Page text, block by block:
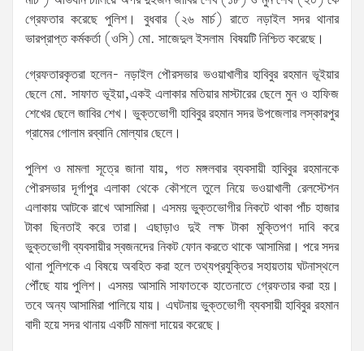
গ্রেফতার করেছে পুলিশ। বুধবার (২৬ মার্চ) রাতে নড়াইল সদর থানার
ভারপ্রাপ্ত কর্মকর্তা (ওসি) মো. সাজেদুল ইসলাম বিষয়টি নিশ্চিত করেছে।
গ্রেফতারকৃতরা হলেন- নড়াইল পৌরসভার ভওয়াখালীর হাবিবুর রহমান ভূইয়ার
ছেলে মো. সাফাত ভূইয়া,একই এলাকার মতিয়ার মাস্টারের ছেলে মুন ও হাফিজ
শেখের ছেলে জাবির শেখ। ভুক্তভোগী হাবিবুর রহমান সদর উপজেলার লস্কারপুর
গ্রামের গোলাম রব্বানি মোল্যার ছেলে।
পুলিশ ও মামলা সূত্রে জানা যায়, গত মঙ্গলবার ব্যবসায়ী হাবিবুর রহমানকে
পৌরসভার দূর্গাপুর এলাকা থেকে কৌশলে তুলে নিয়ে ভওয়াখালী রেলস্টেশন
এলাকায় আটকে রাখে আসামিরা। এসময় ভুক্তভোগীর নিকটে থাকা পাঁচ হাজার
টাকা ছিনতাই করে তারা। এছাড়াও দুই লক্ষ টাকা মুক্তিপণ দাবি করে
ভুক্তভোগী ব্যবসায়ীর স্বজনদের নিকট ফোন করতে থাকে আসামিরা। পরে সদর
থানা পুলিশকে এ বিষয়ে অবহিত করা হলে তথ্যপ্রযুক্তির সহায়তায় ঘটনাস্থলে
পৌঁছে যায় পুলিশ। এসময় আসামি সাফাতকে হাতেনাতে গ্রেফতার করা হয়।
তবে অন্য আসামিরা পালিয়ে যায়। এঘটনায় ভুক্তভোগী ব্যবসায়ী হাবিবুর রহমান
বাদী হয়ে সদর থানায় একটি মামলা দায়ের করেছে।